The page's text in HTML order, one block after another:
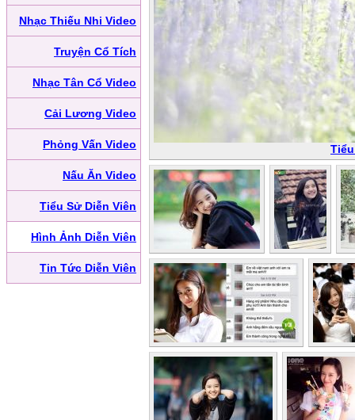
Nhạc Thiếu Nhi Video
Truyện Cổ Tích
Nhạc Tân Cổ Video
Cải Lương Video
Phỏng Vấn Video
Nấu Ăn Video
Tiểu Sử Diễn Viên
Hình Ảnh Diễn Viên
Tin Tức Diễn Viên